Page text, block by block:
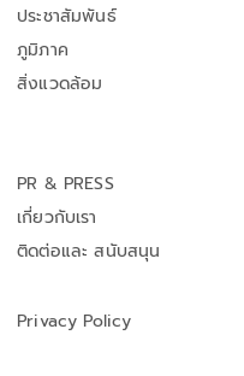
ประชาสัมพันธ์
ภูมิภาค
สิ่งแวดล้อม
PR & PRESS
เกี่ยวกับเรา
ติดต่อและ สนับสนุน
Privacy Policy